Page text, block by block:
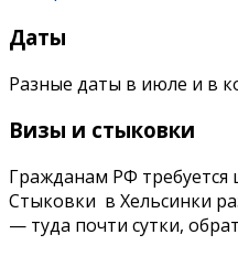
Даты
Разные даты в июле и в
Визы и стыковки
Гражданам РФ требуется
Стыковки в Хельсинки
— туда почти сутки,